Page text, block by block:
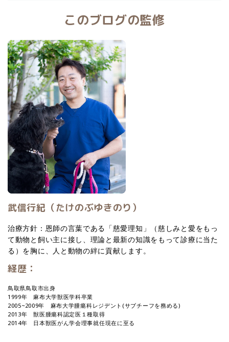
このブログの監修
武信行紀（たけのぶゆきのり）
治療方針：恩師の言葉である「慈愛理知」（慈しみと愛をもっ
て動物と飼い主に接し、理論と最新の知識をもって診療に当た
る）を胸に、人と動物の絆に貢献します。
経歴：
鳥取県鳥取市出身
1999年 麻布大学獣医学科卒業
2005~2009年 麻布大学腫瘍科レジデント(サブチーフを務める)
2013年 獣医腫瘍科認定医１種取得
2014年 日本獣医がん学会理事就任現在に至る